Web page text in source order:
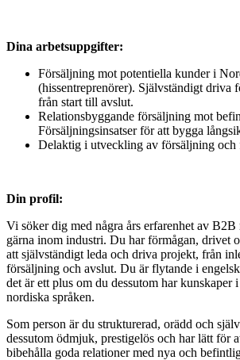
Dina arbetsuppgifter:
Försäljning mot potentiella kunder i
(hissentreprenörer). Självständigt driva
från start till avslut.
Relationsbyggande försäljning mot
Försäljningsinsatser för att bygga
Delaktig i utveckling av försäljning och
Din profil:
Vi söker dig med några års erfarenhet av B2B
gärna inom industri. Du har förmågan, drivet
att självständigt leda och driva projekt, från
försäljning och avslut. Du är flytande i
det är ett plus om du dessutom har kunskaper
nordiska språken.
Som person är du strukturerad, orädd och
dessutom ödmjuk, prestigelös och har lätt för
bibehålla goda relationer med nya och